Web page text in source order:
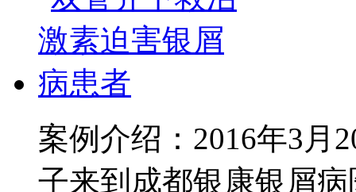
案例介绍：2016年3月
子来到成都银康银屑